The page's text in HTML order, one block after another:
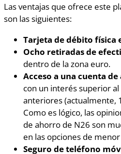
Las ventajas que ofrece este
son las siguientes:
Tarjeta de débito física
Ocho retiradas de
dentro de la zona euro.
Acceso a una cuenta
con un interés superior
anteriores (actualmente,
Como es lógico, las
de ahorro de N26 son
en las opciones de
Seguro de teléfono